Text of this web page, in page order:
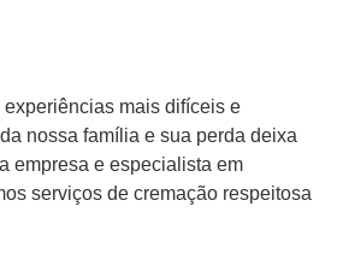
mais difíceis e
nossa família e sua perda deixa
empresa e especialista em
serviços de cremação respeitosa